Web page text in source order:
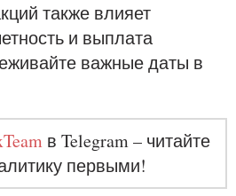
также влияет
и выплата
важные даты в
в Telegram – читайте
первыми!